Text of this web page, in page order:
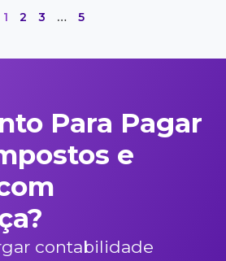
1 2 3 … 5
Para Pagar
e
contabilidade